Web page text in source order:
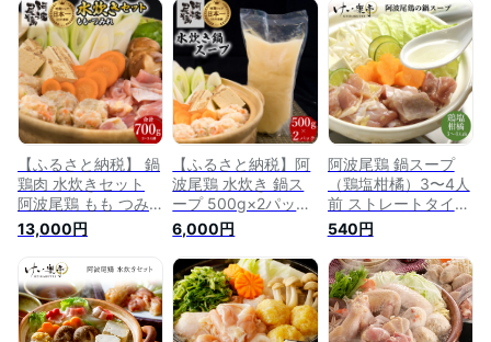
冷凍
鶏 もも つみれ 合計
1.4kg 冷凍 徳島 地鶏
あわおどり 鍋セット
水炊き お鍋 おなべ
【ふるさと納税】 鍋
鶏肉 水炊きセット
阿波尾鶏 もも つみ
れ 合計700g 冷凍 徳
島 地鶏 あわおどり
鍋セット 水炊き お
鍋 おなべ なべ 名産
グルメ
13,000円
【ふるさと納税】阿
波尾鶏 水炊き 鍋ス
ープ 500g×2パック
地鶏 鶏鍋 お鍋 おな
べ 冷凍
6,000円
阿波尾鶏 鍋スープ
（鶏塩柑橘）3〜4人
前 ストレートタイプ
（徳島 地鶏 あわお
どり 鶏肉 鶏ガラ 鶏
鍋 鍋 レトルト 冬 鍋
ゆず 柚子 すだち 酢
橘 ）
540円